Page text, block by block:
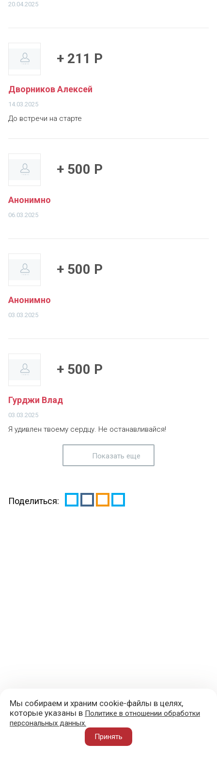
20.04.2025
Дворников Алексей
14.03.2025
До встречи на старте
+ 211 Р
Анонимно
06.03.2025
+ 500 Р
Анонимно
03.03.2025
+ 500 Р
Гурджи Влад
03.03.2025
Я удивлен твоему сердцу. Не останавливайся!
+ 500 Р
Показать еще
Поделиться:
+7 (977) 418-45-00
Мы собираем и храним cookie-файлы в целях,
которые указаны в Политике в отношении обработки
персональных данных.
Принять